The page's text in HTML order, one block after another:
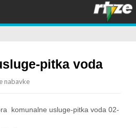
pitka voda
nabavke
komunalne usluge-pitka voda 02-